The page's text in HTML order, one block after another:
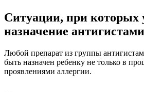
Ситуации, при которых
назначение
Любой препарат из группы
быть назначен ребенку не только в
проявлениями аллергии.